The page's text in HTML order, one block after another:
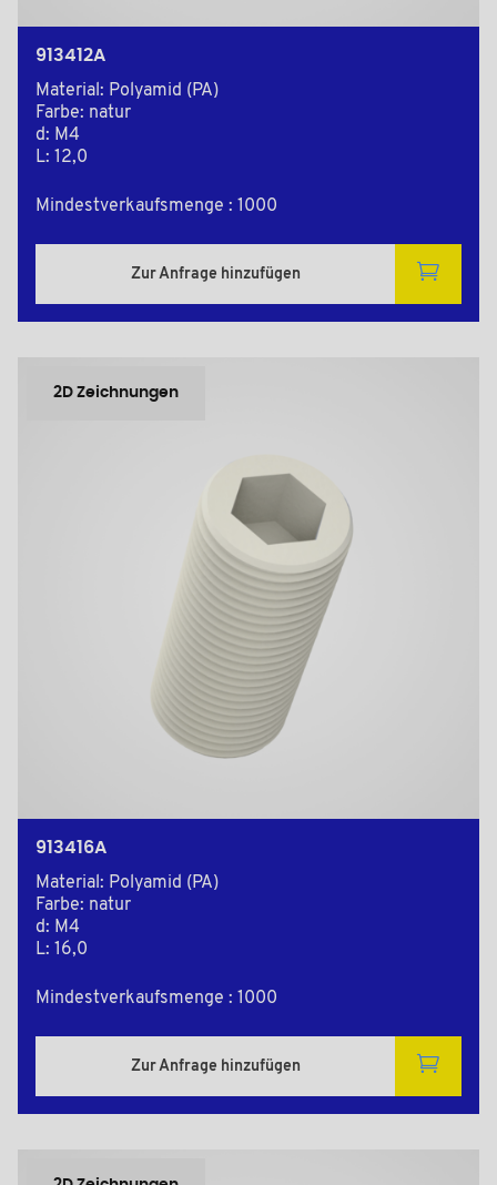
913412A
Material: Polyamid (PA)
Farbe: natur
d: M4
L: 12,0
Mindestverkaufsmenge : 1000
Zur Anfrage hinzufügen
2D Zeichnungen
913416A
Material: Polyamid (PA)
Farbe: natur
d: M4
L: 16,0
Mindestverkaufsmenge : 1000
Zur Anfrage hinzufügen